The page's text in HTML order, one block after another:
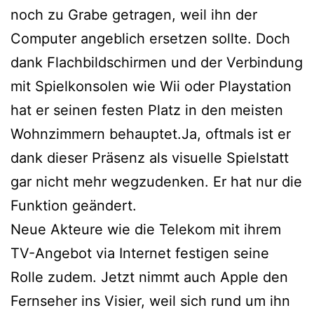
noch zu Grabe getragen, weil ihn der
Computer angeblich ersetzen sollte. Doch
dank Flachbildschirmen und der Verbindung
mit Spielkonsolen wie Wii oder Playstation
hat er seinen festen Platz in den meisten
Wohnzimmern behauptet.Ja, oftmals ist er
dank dieser Präsenz als visuelle Spielstatt
gar nicht mehr wegzudenken. Er hat nur die
Funktion geändert.
Neue Akteure wie die Telekom mit ihrem
TV-Angebot via Internet festigen seine
Rolle zudem. Jetzt nimmt auch Apple den
Fernseher ins Visier, weil sich rund um ihn